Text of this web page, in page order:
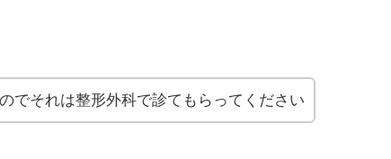
でそれは整形外科で診てもらってください